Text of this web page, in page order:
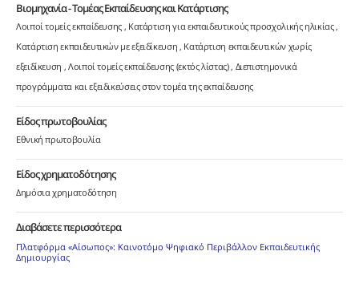
Βιομηχανία - Τομέας Εκπαίδευσης και Κατάρτισης
Λοιποί τομείς εκπαίδευσης Κατάρτιση για εκπαιδευτικούς προσχολικής ηλικίας
Κατάρτιση εκπαιδευτικών με εξειδίκευση Κατάρτιση εκπαιδευτικών χωρίς
εξειδίκευση Λοιποί τομείς εκπαίδευσης (εκτός λίστας) Διεπιστημονικά
προγράμματα και εξειδικεύσεις στον τομέα της εκπαίδευσης
Είδος πρωτοβουλίας
Εθνική πρωτοβουλία
Είδος χρηματοδότησης
Δημόσια χρηματοδότηση
Διαβάσετε περισσότερα
Πλατφόρμα «Αίσωπος»: Καινοτόμο Ψηφιακό Περιβάλλον Εκπαιδευτικής
Δημιουργίας